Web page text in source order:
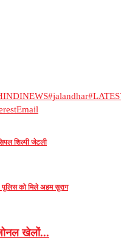
#jalandhar
Email
शिल्पी जेटली
को मिले अहम सुराग
खेलों...